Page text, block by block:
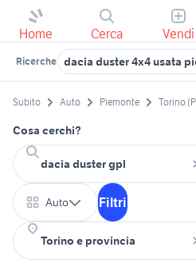
Home Cerca Vendi
Ricerche dacia duster 4x4 usata
Subito Auto Piemonte Torino
Cosa cerchi?
Auto Filtri